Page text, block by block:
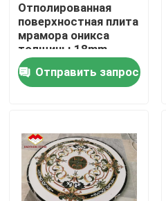
Плитки гранита каменные
Отполированный камень
Мраморный каменный
мраморная каменная
Отполированная
поверхностная плита
мрамора оникса
толщины 18mm
каменная
Отправить запрос